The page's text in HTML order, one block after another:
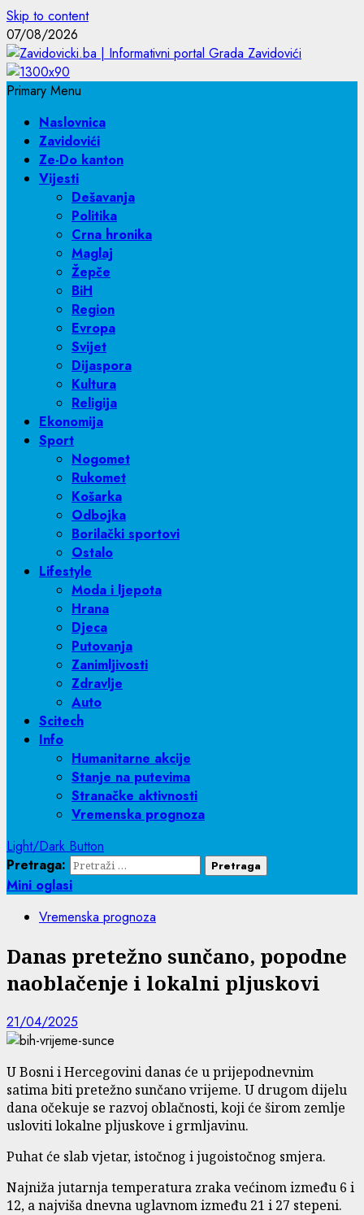
Skip to content
07/08/2026
Primary Menu
Naslovnica
Zavidovići
Ze-Do kanton
Vijesti
Dešavanja
Politika
Crna hronika
Maglaj
Žepče
BiH
Region
Evropa
Svijet
Dijaspora
Kultura
Religija
Ekonomija
Sport
Nogomet
Rukomet
Košarka
Odbojka
Borilački sportovi
Ostalo
Lifestyle
Moda i ljepota
Hrana
Djeca
Putovanja
Zanimljivosti
Zdravlje
Auto
Scitech
Info
Humanitarne akcije
Stanje na putevima
Stranačke aktivnosti
Vremenska prognoza
Light/Dark Button
Pretraga:
Mini oglasi
Vremenska prognoza
Danas pretežno sunčano, popodne
naoblačenje i lokalni pljuskovi
21/04/2025
U Bosni i Hercegovini danas će u prijepodnevnim
satima biti pretežno sunčano vrijeme. U drugom dijelu
dana očekuje se razvoj oblačnosti, koji će širom zemlje
usloviti lokalne pljuskove i grmljavinu.
Puhat će slab vjetar, istočnog i jugoistočnog smjera.
Najniža jutarnja temperatura zraka većinom između 6 i
12, a najviša dnevna uglavnom između 21 i 27 stepeni.